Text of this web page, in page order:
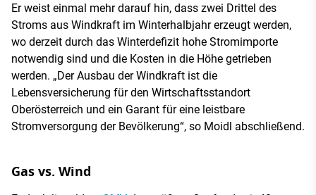
Er weist einmal mehr darauf hin, dass zwei Drittel des
Stroms aus Windkraft im Winterhalbjahr erzeugt werden,
wo derzeit durch das Winterdefizit hohe Stromimporte
notwendig sind und die Kosten in die Höhe getrieben
werden. „Der Ausbau der Windkraft ist die
Lebensversicherung für den Wirtschaftsstandort
Oberösterreich und ein Garant für eine leistbare
Stromversorgung der Bevölkerung“, so Moidl abschließend.
Gas vs. Wind